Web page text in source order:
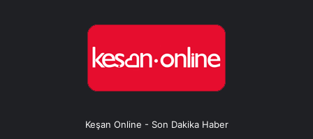
Keşan Online - Son Dakika Haber